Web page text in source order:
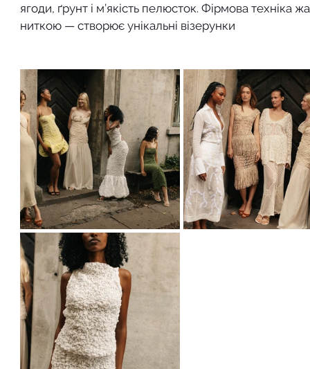
ягоди, ґрунт і м’якість пелюсток. Фірмова
ниткою — створює унікальні візерунки